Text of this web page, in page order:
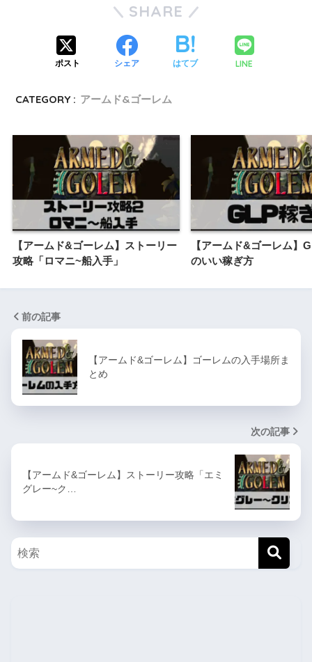
SHARE
ポスト シェア はてブ LINE
CATEGORY : アームド&ゴーレム
【アームド&ゴーレム】ストーリー
攻略「ロマニ~船入手」
【アームド&ゴーレム】
のいい稼ぎ方
前の記事
【アームド&ゴーレム】ゴーレムの入手場所ま
とめ
次の記事
【アームド&ゴーレム】ストーリー攻略「エミ
グレー~ク…